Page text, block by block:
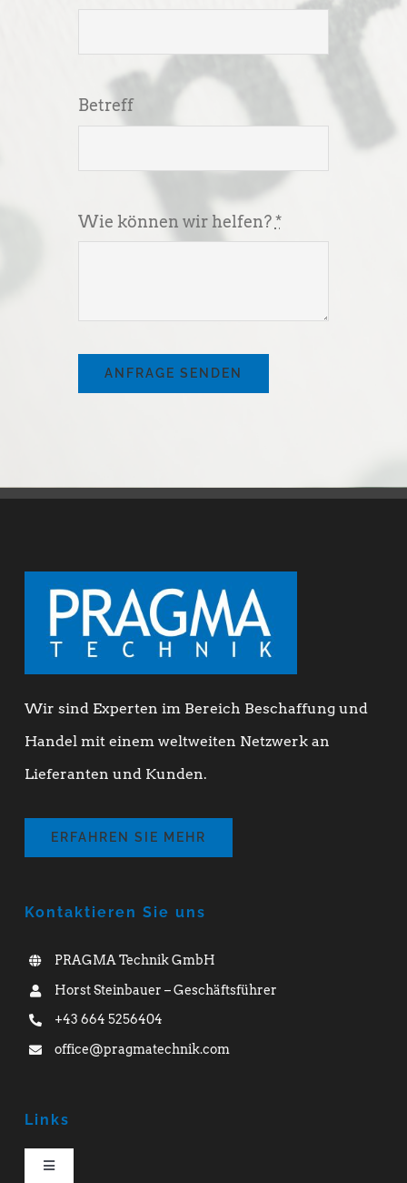
Betreff
Wie können wir helfen?*
ANFRAGE SENDEN
Wir sind Experten im Bereich Beschaffung und
Handel mit einem weltweiten Netzwerk an
Lieferanten und Kunden.
ERFAHREN SIE MEHR
Kontaktieren Sie uns
PRAGMA Technik GmbH
Horst Steinbauer – Geschäftsführer
+43 664 5256404
office@pragmatechnik.com
Links
Toggle